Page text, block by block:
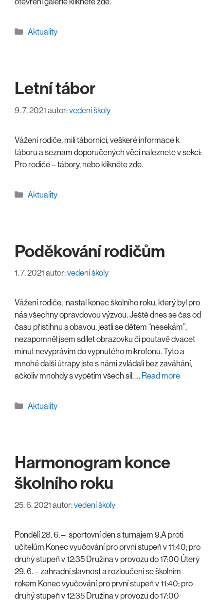
Rubriky
Aktuality
Letní tábor
9. 7. 2021 autor:vedení školy
Vážení rodiče, milí táborníci, veškeré informace k
táboru a seznam doporučených věcí naleznete v sekci:
Pro rodiče – tábory, nebo klikněte zde.
Rubriky
Aktuality
Poděkování rodičům
1. 7. 2021 autor:vedení školy
Vážení rodiče, nastal konec školního roku, který byl pro
nás všechny opravdovou výzvou. Ještě dnes se čas od
času přistihnu s obavou, jestli se dětem “nesekám”,
nezapomněl jsem sdílet obrazovku či poutavě dvacet
minut nevyprávím do vypnutého mikrofonu. Tyto a
mnohé další útrapy jste s námi zvládali bez zaváhání,
ačkoliv mnohdy s vypětím všech sil. … Read more
Rubriky
Aktuality
Harmonogram konce
školního roku
25. 6. 2021 autor:vedení školy
Pondělí 28. 6. – sportovní den s turnajem 9.A proti
učitelům Konec vyučování pro první stupeň v 11:40; pro
druhý stupeň v 12:35 Družina v provozu do 17:00 Úterý
29. 6. – zahradní slavnost a rozloučení se školním
rokem Konec vyučování pro první stupeň v 11:40; pro
druhý stupeň v 12:35 Družina v provozu do 17:00